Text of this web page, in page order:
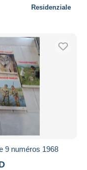
Residenziale
9 numéros 1968